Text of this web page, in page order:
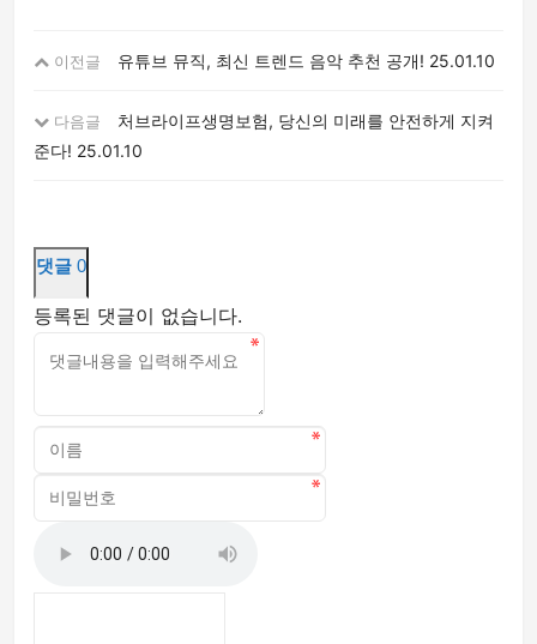
이전글 유튜브 뮤직, 최신 트렌드 음악 추천 공개! 25.01.10
다음글
처브라이프생명보험, 당신의 미래를 안전하게 지켜
준다! 25.01.10
댓글 0
등록된 댓글이 없습니다.